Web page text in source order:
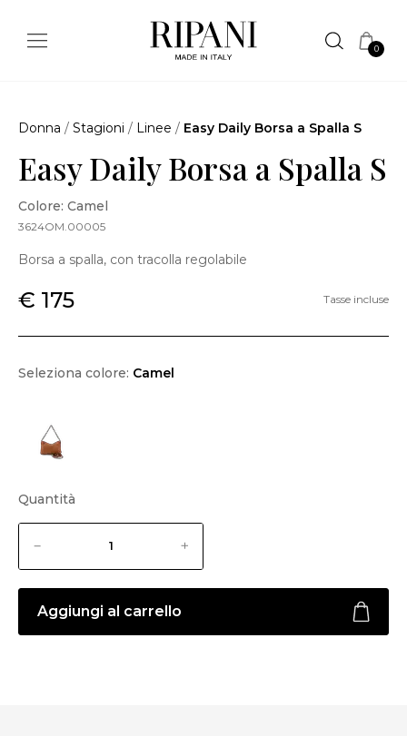
0
Donna / Stagioni / Linee / Easy Daily Borsa a Spalla S
Easy Daily Borsa a Spalla S
Colore: Camel
3624OM.00005
Borsa a spalla, con tracolla regolabile
€ 175 Tasse incluse
Seleziona colore: Camel
Quantità
Aggiungi al carrello